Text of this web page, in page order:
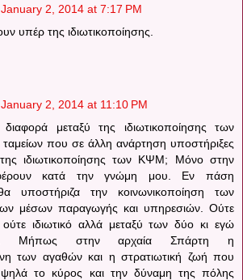
January 2, 2014 at 7:17 PM
υπέρ της ιδιωτικοποίησης.
January 2, 2014 at 11:10 PM
μεταξύ της ιδιωτικοποίησης των
ταμείων που σε άλλη ανάρτηση υποστήριξες
της ιδιωτικοποίησης των ΚΨΜ; Μόνο στην
κατά την γνώμη μου. Εν πάση
υποστήριζα την κοινωνικοποίηση των
μέσων παραγωγής και υπηρεσιών. Ούτε
ούτε ιδιωτικό αλλά μεταξύ των δύο κι εγώ
Μήπως στην αρχαία Σπάρτη η
των αγαθών και η στρατιωτική ζωή που
το κύρος και την δύναμη της πόλης